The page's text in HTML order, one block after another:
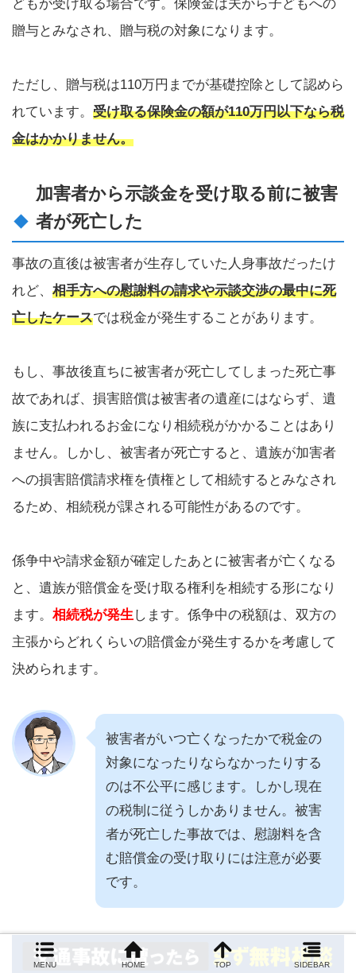
どもが受け取る場合です。保険金は夫から子どもへの
贈与とみなされ、贈与税の対象になります。
ただし、贈与税は110万円までが基礎控除として認めら
れています。 受け取る保険金の額が110万円以下なら税
金はかかりません。
加害者から示談金を受け取る前に被害
者が死亡した
事故の直後は被害者が生存していた人身事故だったけ
れど、 相手方への慰謝料の請求や示談交渉の最中に死
亡したケースでは税金が発生することがあります。
もし、事故後直ちに被害者が死亡してしまった死亡事
故であれば、損害賠償は被害者の遺産にはならず、遺
族に支払われるお金になり相続税がかかることはあり
ません。しかし、被害者が死亡すると、遺族が加害者
への損害賠償請求権を債権として相続するとみなされ
るため、相続税が課される可能性があるのです。
係争中や請求金額が確定したあとに被害者が亡くなる
と、遺族が賠償金を受け取る権利を相続する形になり
ます。 相続税が発生します。係争中の税額は、双方の
主張からどれくらいの賠償金が発生するかを考慮して
決められます。
被害者がいつ亡くなったかで税金の
対象になったりならなかったりする
のは不公平に感じます。しかし現在
の税制に従うしかありません。被害
者が死亡した事故では、慰謝料を含
む賠償金の受け取りには注意が必要
です。
MENU HOME TOP SIDEBAR